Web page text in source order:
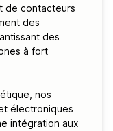
de contacteurs
des
des
à fort
nos
électroniques
intégration aux